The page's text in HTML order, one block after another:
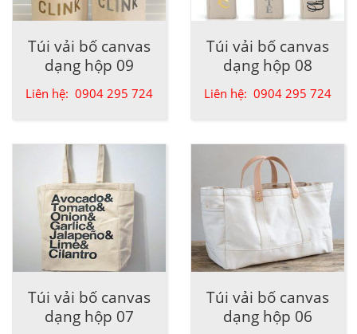
Túi vải bố canvas
dạng hộp 09
Liên hệ: 0904 295 724
Túi vải bố canvas
dạng hộp 08
Liên hệ: 0904 295 724
Túi vải bố canvas
dạng hộp 07
Túi vải bố canvas
dạng hộp 06